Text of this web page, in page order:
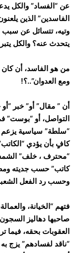
عن “الفساد” والكل
الفاسدين” الذين
وتيه، تتسائل عن سبب
يتحدث عنه؟ والكل
من هو الفاسد، أن كان
ومع العدوان”..؟!
أن ” مقال” أو” خبر
التواصل، أو “بوست”
“سلطة” سياسية يزعم
كافٍ بأن يؤدي
“محترف ، خلف”
كاتب” حسب جديته
وحسب رد الفعل
فتهم “الخيانة،
صاحبها دهاليز
العقوبات بحقه، فيما
“ناقد لفسادهم” يزج